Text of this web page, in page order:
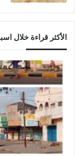
الأكثر قراءة خلال